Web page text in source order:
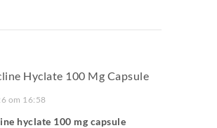
Hyclate 100 Mg Capsule
om 16:58
hyclate 100 mg capsule